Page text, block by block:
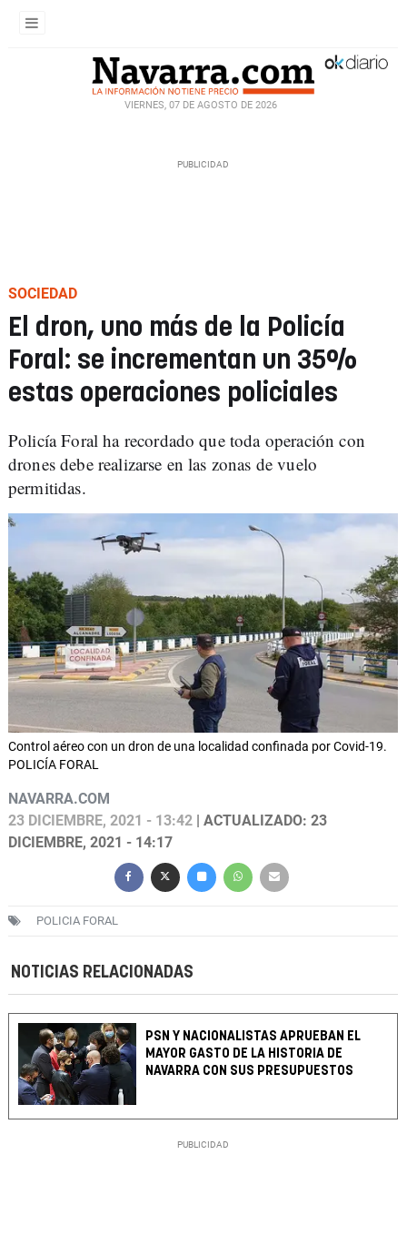
VIERNES, 07 DE AGOSTO DE 2026
SOCIEDAD
El dron, uno más de la Policía
Foral: se incrementan un 35%
estas operaciones policiales
Policía Foral ha recordado que toda operación con
drones debe realizarse en las zonas de vuelo
permitidas.
Control aéreo con un dron de una localidad confinada por Covid-19.
POLICÍA FORAL
NAVARRA.COM
23 DICIEMBRE, 2021 - 13:42 | ACTUALIZADO: 23
DICIEMBRE, 2021 - 14:17
POLICIA FORAL
NOTICIAS RELACIONADAS
PSN Y NACIONALISTAS APRUEBAN EL
MAYOR GASTO DE LA HISTORIA DE
NAVARRA CON SUS PRESUPUESTOS